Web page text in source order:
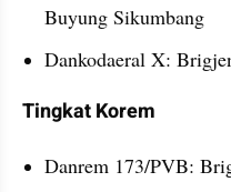
Buyung Sikumbang
Dankodaeral X:
Tingkat Korem
Danrem 173/PVB: